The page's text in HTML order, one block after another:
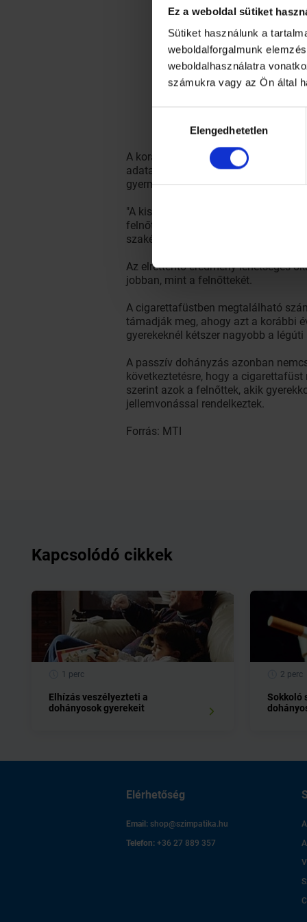
Ez a weboldal sütiket
Sütiket használunk a
weboldalforgalmunk
weboldalhasználatra
számukra vagy az Ön által
kiválasztásaElengedhetetlen
A korábban ismert károk listáját
adatait felhasználva.
gyermekének 43 százalékkal
"A kisgyerekeknek, mivel
felnőttnek, ami kétszer-háromszor
szakértő.
Az elrettentő eredmény lehetséges
jobban, mint a felnőttekét.
A cigarettafüstben megtalálható
támadják meg, ahogy azt a korábbi
gyerekeknél kétszer nagyobb a
A passzív dohányzás azonban
következtetésre, hogy a
szerint azok a felnőttek, akik
jellemvonással rendelkeztek.
Forrás: MTI
Kapcsolódó cikkek
1 perc
Elhízás veszélyezteti a
dohányosok gyerekeit
2 perc
Sokkoló
Elérhetőség
Email: shop@szimpatika.hu
Telefon: +36 27 889 357